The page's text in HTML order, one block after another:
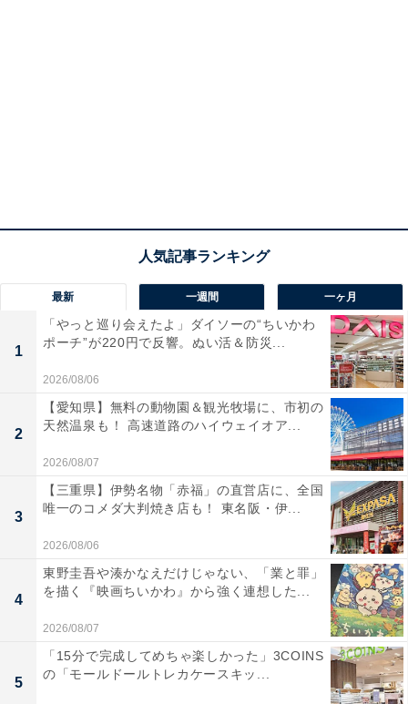
最新 一週間 一ヶ月
1
「やっと巡り会えたよ」ダイソーの“ちいかわ
ポーチ”が220円で反響。ぬい活＆防災...
2026/08/06
2
【愛知県】無料の動物園＆観光牧場に、市初の
天然温泉も！ 高速道路のハイウェイオア...
2026/08/07
3
【三重県】伊勢名物「赤福」の直営店に、全国
唯一のコメダ大判焼き店も！ 東名阪・伊...
2026/08/06
4
東野圭吾や湊かなえだけじゃない、「業と罪」
を描く『映画ちいかわ』から強く連想した...
2026/08/07
5
「15分で完成してめちゃ楽しかった」3COINS
の「モールドールトレカケースキッ...